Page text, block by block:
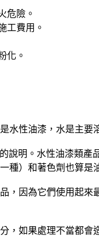
危險。
工費用。
化。
水性油漆，水是主要
說明。水性油漆類
種）和著色劑也算是
，因為它們使用起
，如果處理不當都